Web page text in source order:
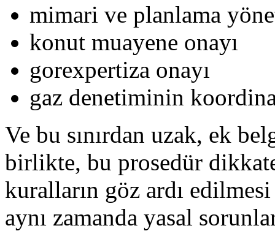
mimari ve planlama
konut muayene onayı
gorexpertiza onayı
gaz denetiminin
Ve bu sınırdan uzak, ek
birlikte, bu prosedür
kuralların göz ardı
aynı zamanda yasal